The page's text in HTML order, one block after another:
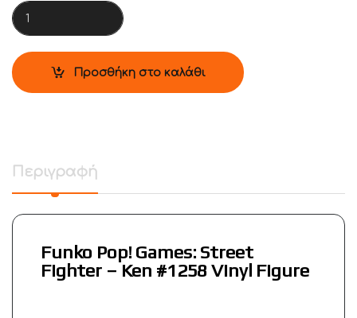
Funko Pop! Games: Street Fighter - Ken #1258 Vinyl Figure
Προσθήκη στο καλάθι
Περιγραφή
Funko Pop! Games: Street
Fighter – Ken #1258 Vinyl Figure